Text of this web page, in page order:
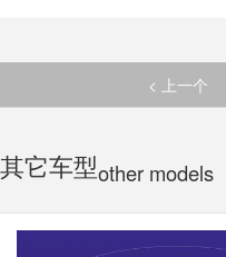
< 上一个
其它车型other models